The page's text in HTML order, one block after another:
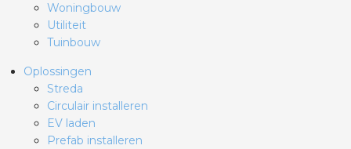
Woningbouw
Utiliteit
Tuinbouw
Oplossingen
Streda
Circulair installeren
EV laden
Prefab installeren